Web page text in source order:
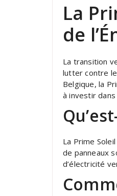
La
de
La transition
lutter contre
Belgique, la
à investir
La Prime
de panneaux
d’électricité